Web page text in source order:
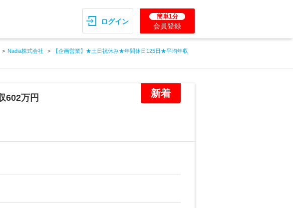
ログイン
簡単1分
会員登録
Nadia株式会社
【企画営業】★土日祝休み★年間休日125日★平均年収
新着
602万円